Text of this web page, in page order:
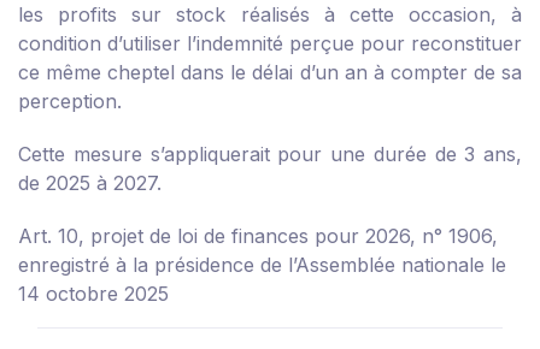
les profits sur stock réalisés à cette occasion, à
condition d’utiliser l’indemnité perçue pour reconstituer
ce même cheptel dans le délai d’un an à compter de sa
perception.
Cette mesure s’appliquerait pour une durée de 3 ans,
de 2025 à 2027.
Art. 10, projet de loi de finances pour 2026, n° 1906,
enregistré à la présidence de l’Assemblée nationale le
14 octobre 2025